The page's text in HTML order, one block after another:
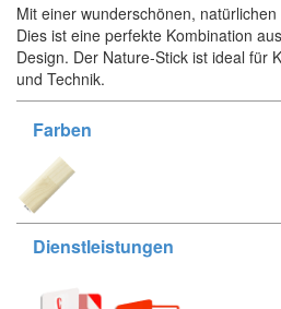
Mit einer wunderschönen,
Dies ist eine perfekte Kombination
Design. Der Nature-Stick ist ideal für
und Technik.
Farben
Dienstleistungen